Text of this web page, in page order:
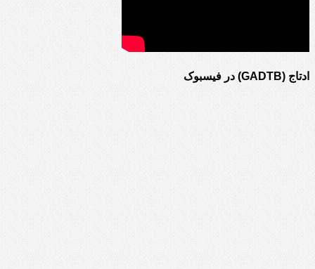
ادتاج (GADTB) در فیسبوک